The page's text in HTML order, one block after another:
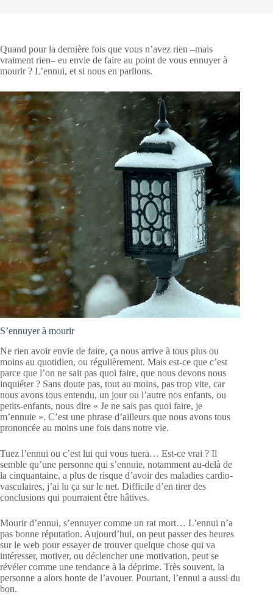
Quand pour la dernière fois que vous n’avez rien –mais
vraiment rien– eu envie de faire au point de vous ennuyer à
mourir ? L’ennui, et si nous en parlions.
S’ennuyer à mourir
Ne rien avoir envie de faire, ça nous arrive à tous plus ou
moins au quotidien, ou régulièrement. Mais est-ce que c’est
parce que l’on ne sait pas quoi faire, que nous devons nous
inquiéter ? Sans doute pas, tout au moins, pas trop vite, car
nous avons tous entendu, un jour ou l’autre nos enfants, ou
petits-enfants, nous dire « Je ne sais pas quoi faire, je
m’ennuie ». C’est une phrase d’ailleurs que nous avons tous
prononcée au moins une fois dans notre vie.
Tuez l’ennui ou c’est lui qui vous tuera… Est-ce vrai ? Il
semble qu’une personne qui s’ennuie, notamment au-delà de
la cinquantaine, a plus de risque d’avoir des maladies cardio-
vasculaires, j’ai lu ça sur le net. Difficile d’en tirer des
conclusions qui pourraient être hâtives.
Mourir d’ennui, s’ennuyer comme un rat mort… L’ennui n’a
pas bonne réputation. Aujourd’hui, on peut passer des heures
sur le web pour essayer de trouver quelque chose qui va
intéresser, motiver, ou déclencher une motivation, peut se
révéler comme une tendance à la déprime. Très souvent, la
personne a alors honte de l’avouer. Pourtant, l’ennui a aussi du
bon.